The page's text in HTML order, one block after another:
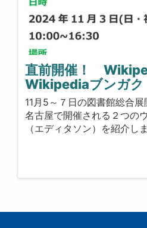
直前開催！
Wikipediaブンガク
11月5～７日の図書館総合
名古屋で開催される２つの
（エディタソン）を紹介し